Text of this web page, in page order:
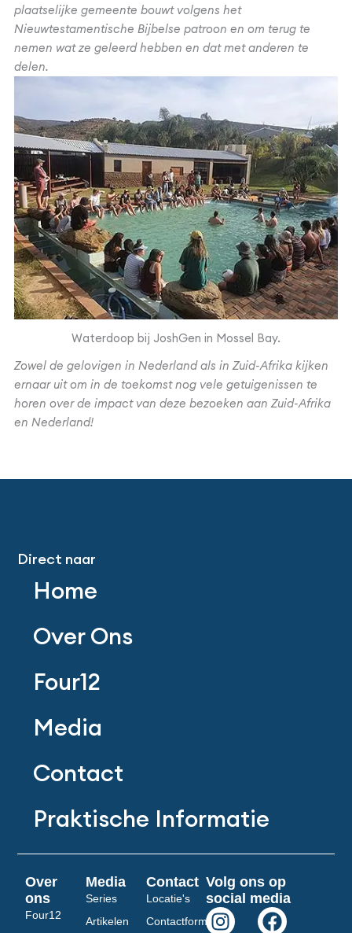
plaatselijke gemeente bouwt volgens het
Nieuwtestamentische Bijbelse patroon en om terug te
nemen wat ze geleerd hebben en dat met anderen te
delen.
Waterdoop bij JoshGen in Mossel Bay.
Zowel de gelovigen in Nederland als in Zuid-Afrika kijken
ernaar uit om in de toekomst nog vele getuigenissen te
horen over de impact van deze bezoeken aan Zuid-Afrika
en Nederland!
Direct naar
Home
Over Ons
Four12
Media
Contact
Praktische Informatie
Over
ons
Four12
Media
Series
Artikelen
Contact
Locatie's
Contactformulier
Volg ons op
social media
I F
Y S